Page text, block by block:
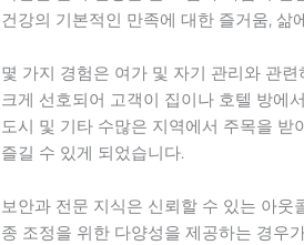
건강의 기본적인 만족에 대한 즐거움,
몇 가지 경험은 여가 및 자기 관리와 관
크게 선호되어 고객이 집이나 호텔 방에
도시 및 기타 수많은 지역에서 주목을
즐길 수 있게 되었습니다.
보안과 전문 지식은 신뢰할 수 있는 아
종 조정을 위한 다양성을 제공하는 경우